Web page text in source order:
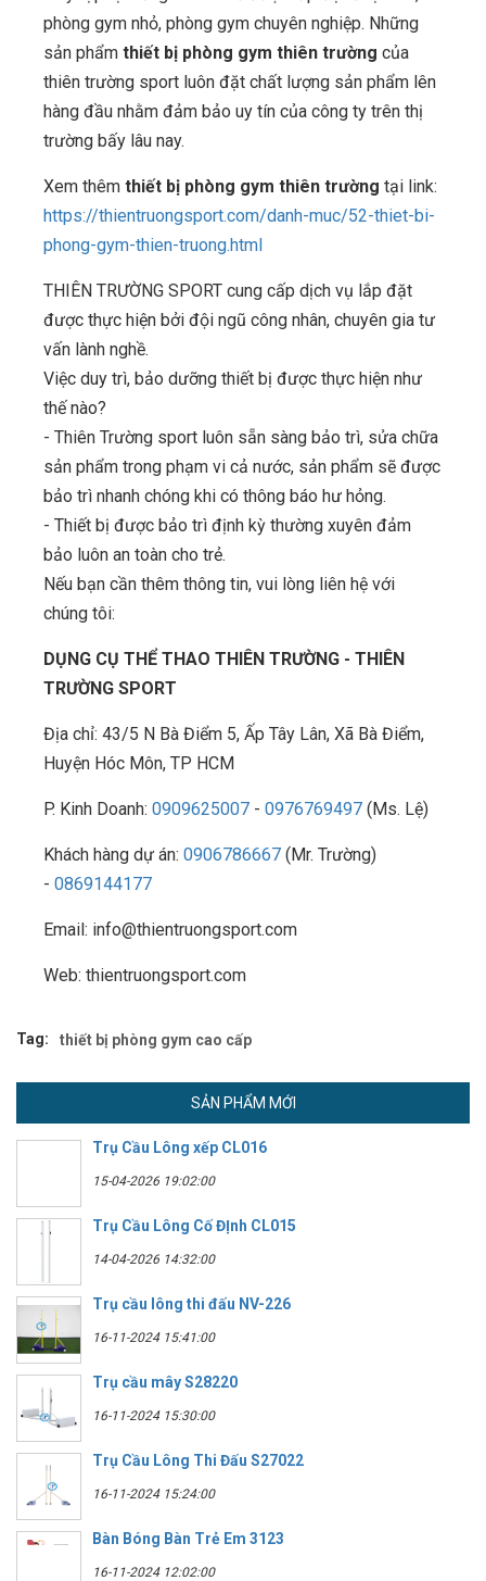
phòng gym nhỏ, phòng gym chuyên nghiệp. Những
sản phẩm thiết bị phòng gym thiên trường của
thiên trường sport luôn đặt chất lượng sản phẩm lên
hàng đầu nhằm đảm bảo uy tín của công ty trên thị
trường bấy lâu nay.
Xem thêm thiết bị phòng gym thiên trường tại link:
https://thientruongsport.com/danh-muc/52-thiet-bi-
phong-gym-thien-truong.html
THIÊN TRƯỜNG SPORT cung cấp dịch vụ lắp đặt
được thực hiện bởi đội ngũ công nhân, chuyên gia tư
vấn lành nghề.
Việc duy trì, bảo dưỡng thiết bị được thực hiện như
thế nào?
- Thiên Trường sport luôn sẵn sàng bảo trì, sửa chữa
sản phẩm trong phạm vi cả nước, sản phẩm sẽ được
bảo trì nhanh chóng khi có thông báo hư hỏng.
- Thiết bị được bảo trì định kỳ thường xuyên đảm
bảo luôn an toàn cho trẻ.
Nếu bạn cần thêm thông tin, vui lòng liên hệ với
chúng tôi:
DỤNG CỤ THỂ THAO THIÊN TRƯỜNG - THIÊN
TRƯỜNG SPORT
Địa chỉ: 43/5 N Bà Điểm 5, Ấp Tây Lân, Xã Bà Điểm,
Huyện Hóc Môn, TP HCM
P. Kinh Doanh: 0909625007 - 0976769497 (Ms. Lệ)
Khách hàng dự án: 0906786667 (Mr. Trường)
- 0869144177
Email: info@thientruongsport.com
Web: thientruongsport.com
Tag: thiết bị phòng gym cao cấp
SẢN PHẨM MỚI
Trụ Cầu Lông xếp CL016
15-04-2026 19:02:00
Trụ Cầu Lông Cố ĐỊnh CL015
14-04-2026 14:32:00
Trụ cầu lông thi đấu NV-226
16-11-2024 15:41:00
Trụ cầu mây S28220
16-11-2024 15:30:00
Trụ Cầu Lông Thi Đấu S27022
16-11-2024 15:24:00
Bàn Bóng Bàn Trẻ Em 3123
16-11-2024 12:02:00